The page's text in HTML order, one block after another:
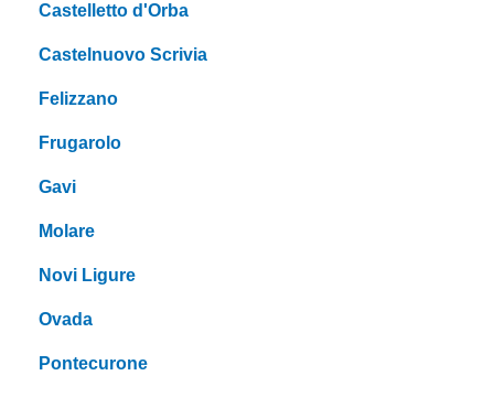
Castelletto d'Orba
Castelnuovo Scrivia
Felizzano
Frugarolo
Gavi
Molare
Novi Ligure
Ovada
Pontecurone